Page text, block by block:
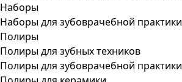
Наборы
Наборы для зубоврачебной практики
Полиры
Полиры для зубных техников
Полиры для зубоврачебной практики